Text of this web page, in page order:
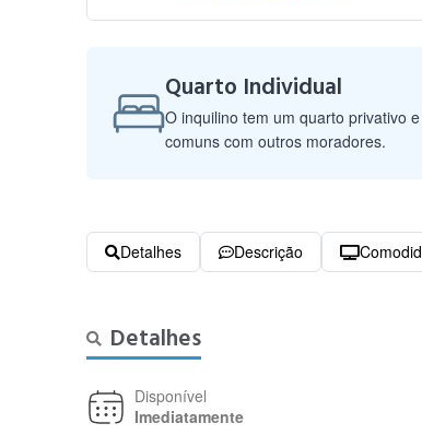
Quarto Individual
O inquilino tem um quarto privativo
comuns com outros moradores.
Detalhes Descrição
Detalhes
Disponível
Imediatamente